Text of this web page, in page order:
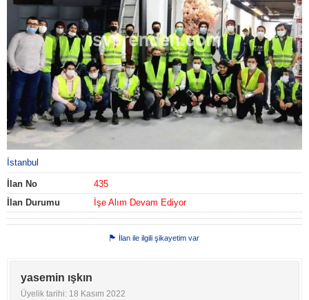
İstanbul
İlan No
435
İlan Durumu
İşe Alım Devam Ediyor
İlan ile ilgili şikayetim var
yasemin ışkın
Üyelik tarihi: 18 Kasım 2022